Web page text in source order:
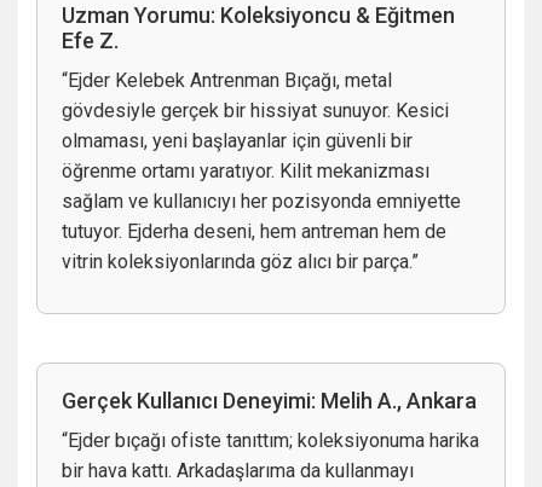
Uzman Yorumu: Koleksiyoncu & Eğitmen
Efe Z.
“Ejder Kelebek Antrenman Bıçağı, metal
gövdesiyle gerçek bir hissiyat sunuyor. Kesici
olmaması, yeni başlayanlar için güvenli bir
öğrenme ortamı yaratıyor. Kilit mekanizması
sağlam ve kullanıcıyı her pozisyonda emniyette
tutuyor. Ejderha deseni, hem antreman hem de
vitrin koleksiyonlarında göz alıcı bir parça.”
Gerçek Kullanıcı Deneyimi: Melih A., Ankara
“Ejder bıçağı ofiste tanıttım; koleksiyonuma harika
bir hava kattı. Arkadaşlarıma da kullanmayı